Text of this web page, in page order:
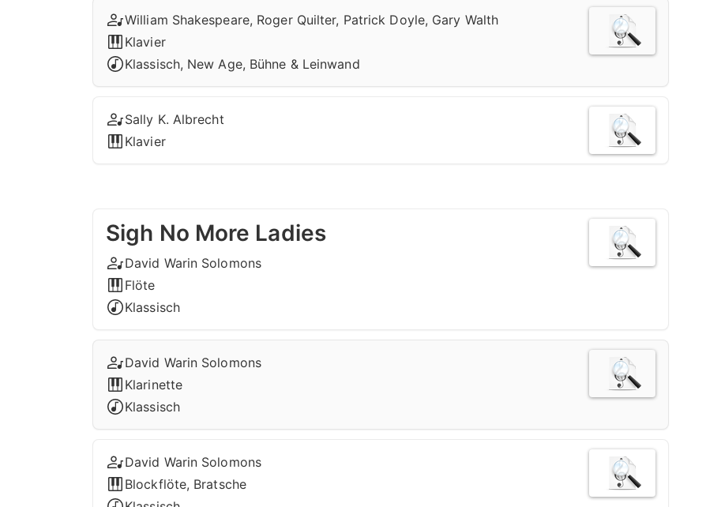
William Shakespeare, Roger Quilter, Patrick Doyle, Gary Walth
Klavier
Klassisch, New Age, Bühne & Leinwand
Sally K. Albrecht
Klavier
Sigh No More Ladies
David Warin Solomons
Flöte
Klassisch
David Warin Solomons
Klarinette
Klassisch
David Warin Solomons
Blockflöte, Bratsche